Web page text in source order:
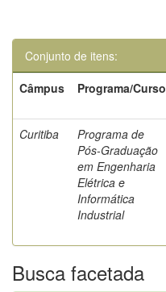
Conjunto de itens:
Câmpus
Programa/Curso
Curitiba
Programa de
Pós-Graduação
em Engenharia
Elétrica e
Informática
Industrial
Busca facetada